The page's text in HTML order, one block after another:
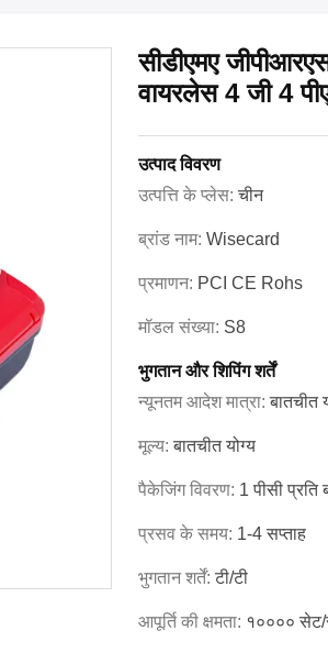
सीडीएमए
वायरलेस 4 जी 4
उत्पाद विवरण
उत्पत्ति के प्लेस:चीन
ब्रांड नाम: Wisecard
प्रमाणन: PCI CE Rohs
मॉडल संख्या: S8
भुगतान और शिपिंग शर्तें
न्यूनतम आदेश मात्रा:बातचीत
मूल्य:बातचीत योग्य
पैकेजिंग विवरण: 1 पीसी प्रति
प्रसव के समय: 1-4 सप्ताह
भुगतान शर्तें:टी/टी
आपूर्ति की क्षमता: १०००० सेट/